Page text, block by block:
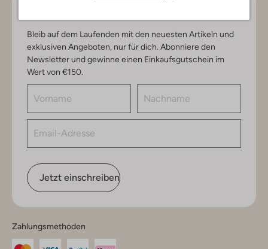
Bleib auf dem Laufenden mit den neuesten Artikeln und
exklusiven Angeboten, nur für dich. Abonniere den
Newsletter und gewinne einen Einkaufsgutschein im
Wert von €150.
Jetzt einschreiben
Zahlungsmethoden